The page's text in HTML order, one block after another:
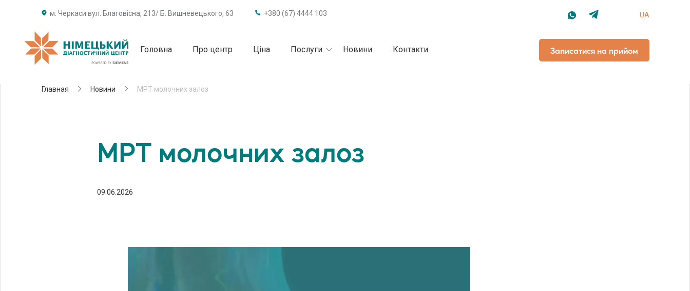
м. Черкаси вул. Благовісна, 213/ Б. Вишневецького, 63 +380 (67) 4444 103 UA
Головна Про центр Ціна Послуги Новини Контакти Записатися на прийом
Главная Новини МРТ молочних залоз
МРТ молочних залоз
09.06.2026